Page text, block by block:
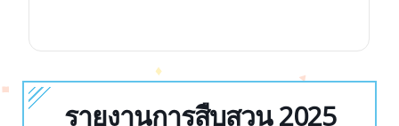
รายงานการสืบสวน 2025